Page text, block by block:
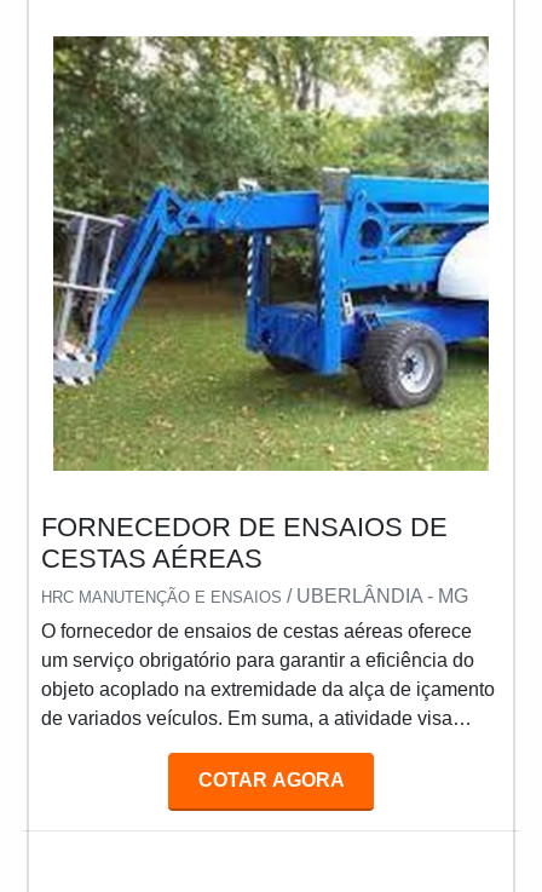
FORNECEDOR DE ENSAIOS DE
CESTAS AÉREAS
HRC MANUTENÇÃO E ENSAIOS/ UBERLÂNDIA - MG
O fornecedor de ensaios de cestas aéreas oferece
um serviço obrigatório para garantir a eficiência do
objeto acoplado na extremidade da alça de içamento
de variados veículos. Em suma, a atividade visa
manutenções em alturas, como eletricistas. MAIS
INFORMAÇÕES SOBRE O SERVIÇO Os ensaios
cestos aéreos devem ser realizados periodicamente
COTAR AGORA